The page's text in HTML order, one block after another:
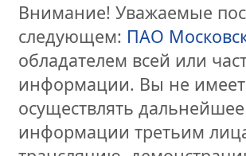
Внимание! Уважаемые
следующем: ПАО
обладателем всей или
информации. Вы не
осуществлять
информации третьим